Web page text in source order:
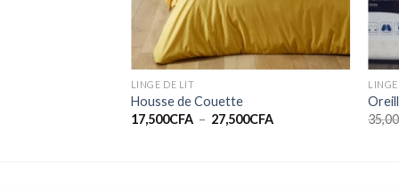
LINGE DE LIT
Housse de Couette
17,500CFA – 27,500CFAPlage